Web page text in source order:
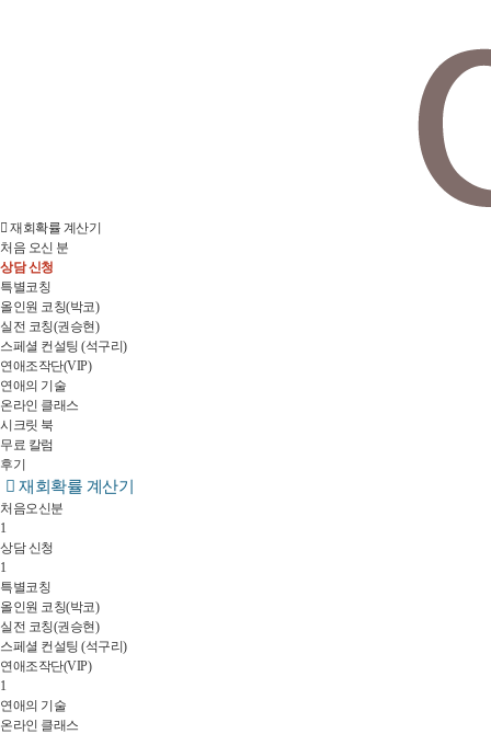
재회확률 계산기
처음 오신 분
상담 신청
특별코칭
올인원 코칭(박코)
실전 코칭(권승현)
스페셜 컨설팅 (석구리)
연애조작단(VIP)
연애의 기술
온라인 클래스
시크릿 북
무료 칼럼
후기
재회확률 계산기
처음오신분
1
상담 신청
1
특별코칭
올인원 코칭(박코)
실전 코칭(권승현)
스페셜 컨설팅 (석구리)
연애조작단(VIP)
1
연애의 기술
온라인 클래스